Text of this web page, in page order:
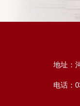
地址：
电话：